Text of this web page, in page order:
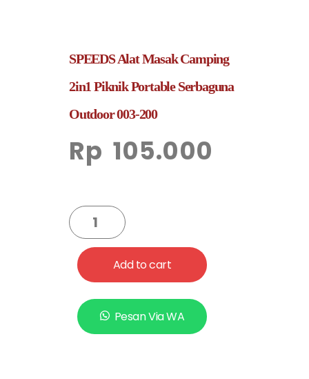
SPEEDS Alat Masak Camping
2in1 Piknik Portable Serbaguna
Outdoor 003-200
Rp 105.000
Add to cart
Pesan Via WA